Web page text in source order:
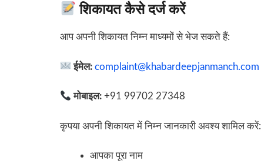
शिकायत कैसे दर्ज करें
आप अपनी शिकायत निम्न माध्यमों से भेज सकते हैं:
ईमेल: complaint@khabardeepjanmanch.com
मोबाइल: +91 99702 27348
कृपया अपनी शिकायत में निम्न जानकारी अवश्य शामिल करें:
आपका पूरा नाम